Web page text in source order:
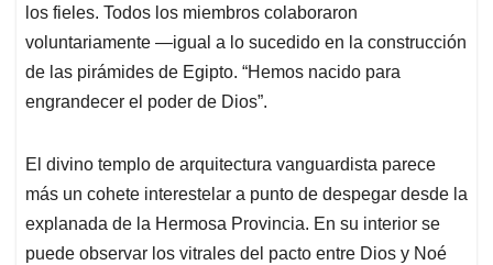
los fieles. Todos los miembros colaboraron
voluntariamente —igual a lo sucedido en la construcción
de las pirámides de Egipto. “Hemos nacido para
engrandecer el poder de Dios”.
El divino templo de arquitectura vanguardista parece
más un cohete interestelar a punto de despegar desde la
explanada de la Hermosa Provincia. En su interior se
puede observar los vitrales del pacto entre Dios y Noé